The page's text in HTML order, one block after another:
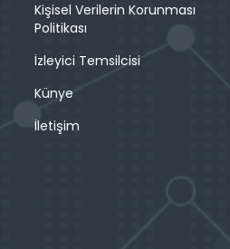
Kişisel Verilerin Korunması
Politikası
İzleyici Temsilcisi
Künye
İletişim